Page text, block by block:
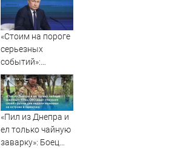
передан
государству -
Новости на
«Стоим на пороге
серьезных
событий»:
Дандыкин
рассказал, чего
ждать после
звонка Путина
комдиву ВДВ
«Пил из Днепра и
ел только чайную
заварку»: Боец